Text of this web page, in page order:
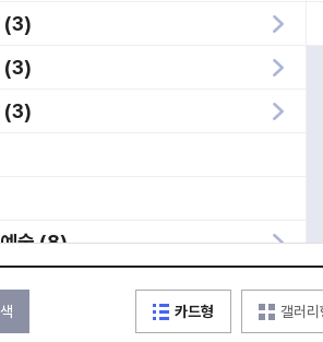
(3)
(3)
(3)
술 (8)
(3)
카드형 갤러리